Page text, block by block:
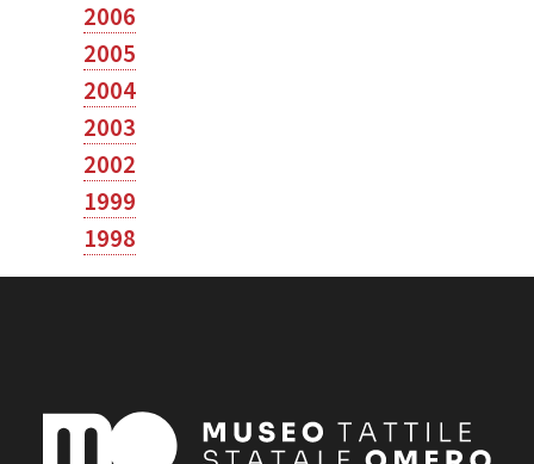
2006
2005
2004
2003
2002
1999
1998